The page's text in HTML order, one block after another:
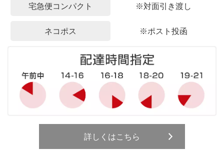
宅急便コンパクト ※対面引き渡し
ネコポス ※ポスト投函
詳しくはこちら